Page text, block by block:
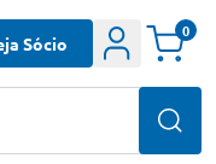
Sócio
0